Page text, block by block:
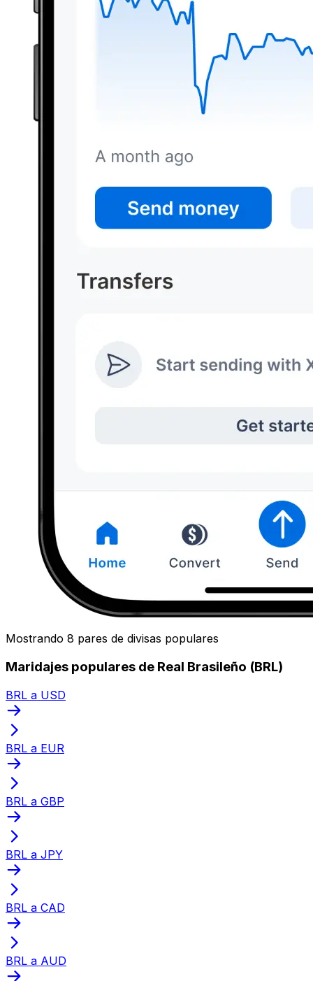
Mostrando 8 pares de divisas populares
Maridajes populares de Real Brasileño (BRL)
BRL a USD
BRL a EUR
BRL a GBP
BRL a JPY
BRL a CAD
BRL a AUD